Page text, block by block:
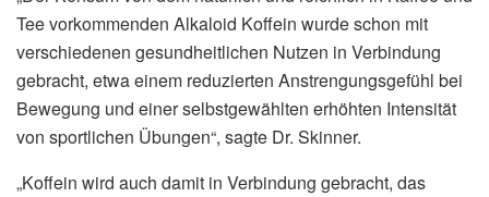
Tee vorkommenden Alkaloid Koffein wurde schon mit
verschiedenen gesundheitlichen Nutzen in Verbindung
gebracht, etwa einem reduzierten Anstrengungsgefühl bei
Bewegung und einer selbstgewählten erhöhten Intensität
von sportlichen Übungen“, sagte Dr. Skinner.
„Koffein wird auch damit in Verbindung gebracht, das